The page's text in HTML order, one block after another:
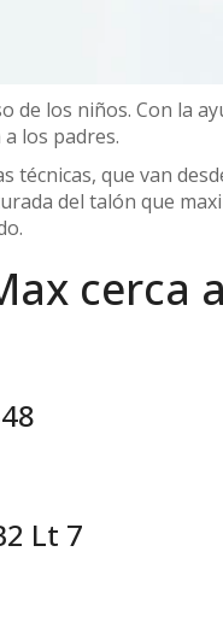
de los niños. Con la
los padres.
técnicas, que van
del talón que
cerca
Lt 7